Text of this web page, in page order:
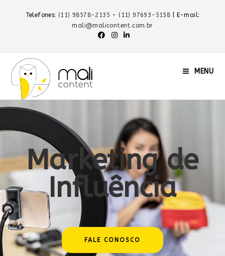
Telefones: (11) 98578-2135 - (11) 97693-5158
| E-mail:
mali@malicontent.com.br
MENU
Marketing de
Influência
FALE CONOSCO